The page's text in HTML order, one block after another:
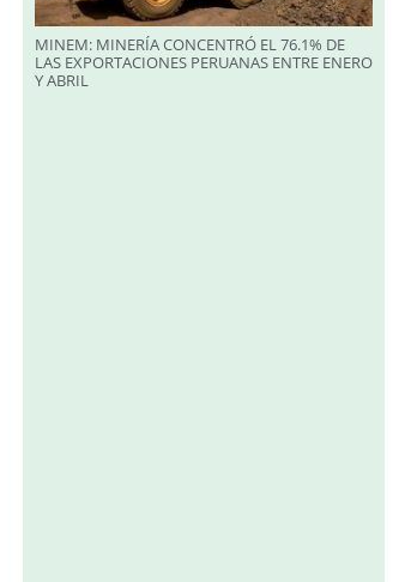
MINEM: MINERÍA CONCENTRÓ EL 76.1% DE
LAS EXPORTACIONES PERUANAS ENTRE ENERO
Y ABRIL